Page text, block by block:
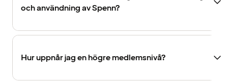
och användning av Spenn?
Hur uppnår jag en högre medlemsnivå?